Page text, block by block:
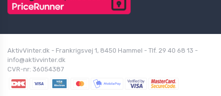
AktivVinter.dk - Frankrigsvej 1, 8450 Hammel - Tlf. 29 40 68 13 -
info@aktivvinter.dk
CVR-nr: 36054387